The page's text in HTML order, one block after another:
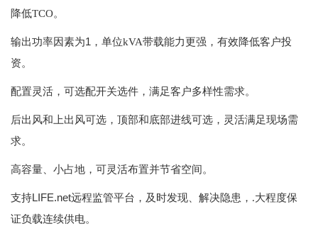
降低TCO。
输出功率因素为1 ，单位kVA带载能力更强，有效降低客户投
资。
配置灵活，可选配开关选件，满足客户多样性需求。
后出风和上出风可选，顶部和底部进线可选，灵活满足现场需
求。
高容量、小占地，可灵活布置并节省空间。
支持LIFE.net远程监管平台，及时发现、解决隐患，.大程度保
证负载连续供电。